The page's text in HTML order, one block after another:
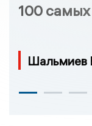
100
Шальмиев